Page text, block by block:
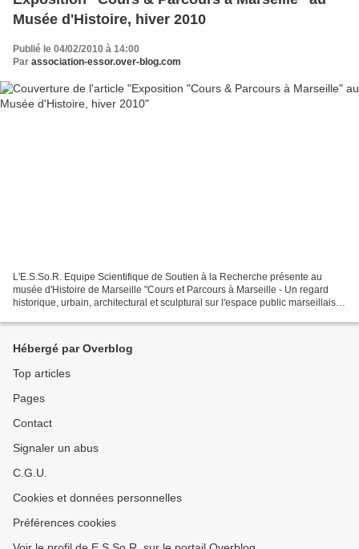
Musée d'Histoire, hiver 2010
Publié le 04/02/2010 à 14:00
Par association-essor.over-blog.com
L'E.S.So.R. Equipe Scientifique de Soutien à la Recherche présente au
musée d'Histoire de Marseille "Cours et Parcours à Marseille - Un regard
historique, urbain, architectural et sculptural sur l'espace public marseillais"
Hébergé par Overblog
Top articles
Pages
Contact
Signaler un abus
C.G.U.
Cookies et données personnelles
Préférences cookies